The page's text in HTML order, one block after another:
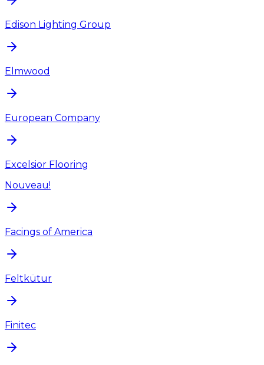
Edison Lighting Group
Elmwood
European Company
Excelsior Flooring
Nouveau!
Facings of America
Feltkütur
Finitec